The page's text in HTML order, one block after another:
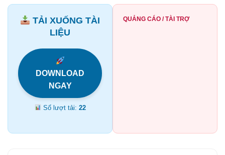
TẢI XUỐNG TÀI
LIỆU
DOWNLOAD
NGAY
Số lượt tải:22
QUẢNG CÁO / TÀI TRỢ